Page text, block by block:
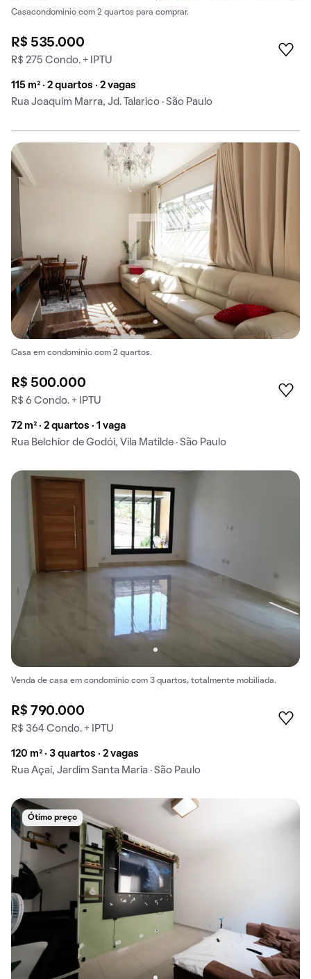
Casacondominio com 2 quartos para comprar.
R$ 535.000
R$ 275 Condo. + IPTU
115 m² · 2 quartos · 2 vagas
Rua Joaquim Marra, Jd. Talarico · São Paulo
Casa em condomínio com 2 quartos.
R$ 500.000
R$ 6 Condo. + IPTU
72 m² · 2 quartos · 1 vaga
Rua Belchior de Godói, Vila Matilde · São Paulo
Venda de casa em condomínio com 3 quartos, totalmente mobiliada.
R$ 790.000
R$ 364 Condo. + IPTU
120 m² · 3 quartos · 2 vagas
Rua Açaí, Jardim Santa Maria · São Paulo
Ótimo preço